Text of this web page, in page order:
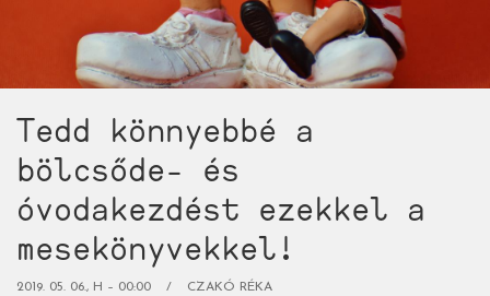
Tedd könnyebbé a
bölcsőde- és
óvodakezdést ezekkel a
mesekönyvekkel!
2019. 05. 06., H – 00:00 CZAKÓ RÉKA